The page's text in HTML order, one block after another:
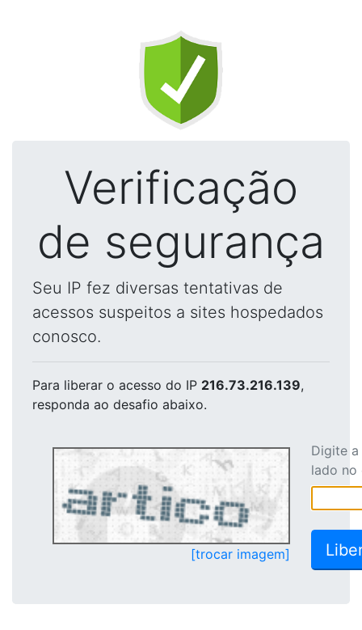
Verificação
de segurança
Seu IP fez diversas tentativas de
acessos suspeitos a sites hospedados
conosco.
Para liberar o acesso do IP 216.73.216.139,
responda ao desafio abaixo.
[trocar imagem]
Digite
lado no